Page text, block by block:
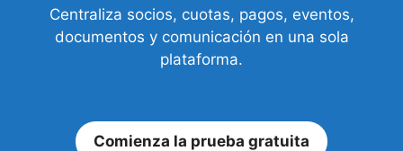
Centraliza socios, cuotas, pagos, eventos,
documentos y comunicación en una sola
plataforma.
Comienza la prueba gratuita